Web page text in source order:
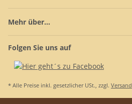
Mehr über...
Folgen Sie uns auf
* Alle Preise inkl. gesetzlicher USt., zzgl. Versand